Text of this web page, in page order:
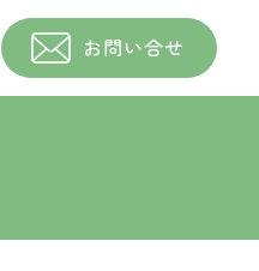
お問い合せ